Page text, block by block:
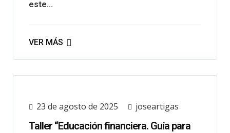
este...
VER MÁS
23 de agosto de 2025 joseartigas
Taller “Educación financiera. Guía para